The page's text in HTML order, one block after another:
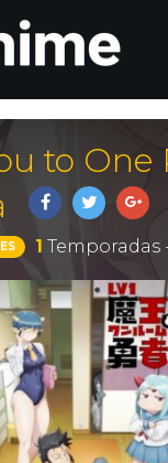
to One
1 Temporadas